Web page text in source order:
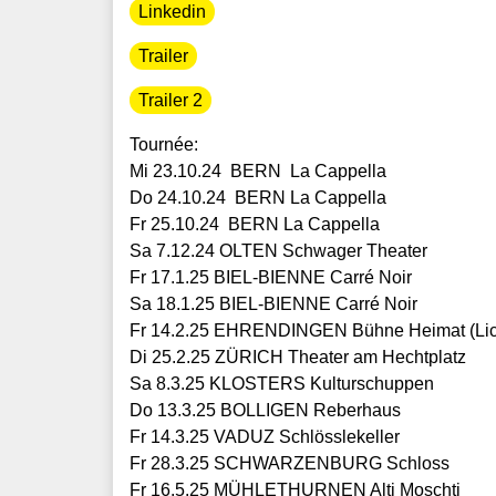
Linkedin
Trailer
Trailer 2
Tournée:
Mi 23.10.24 BERN La Cappella
Do 24.10.24 BERN La Cappella
Fr 25.10.24 BERN La Cappella
Sa 7.12.24 OLTEN Schwager Theater
Fr 17.1.25 BIEL-BIENNE Carré Noir
Sa 18.1.25 BIEL-BIENNE Carré Noir
Fr 14.2.25 EHRENDINGEN Bühne Heimat
Di 25.2.25 ZÜRICH Theater am Hechtplatz
Sa 8.3.25 KLOSTERS Kulturschuppen
Do 13.3.25 BOLLIGEN Reberhaus
Fr 14.3.25 VADUZ Schlösslekeller
Fr 28.3.25 SCHWARZENBURG Schloss
Fr 16.5.25 MÜHLETHURNEN Alti Moschti